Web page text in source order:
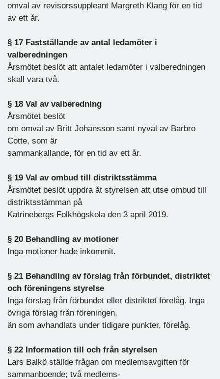
omval av revisorssuppleant Margreth Klang för en tid
av ett år.
§ 17 Fastställande av antal ledamöter i
valberedningen
Årsmötet beslöt att antalet ledamöter i valberedningen
skall vara två.
§ 18 Val av valberedning
Årsmötet beslöt
om omval av Britt Johansson samt nyval av Barbro
Cotte, som är
sammankallande, för en tid av ett år.
§ 19 Val av ombud till distriktsstämma
Årsmötet beslöt uppdra åt styrelsen att utse ombud till
distriktsstämman på
Katrinebergs Folkhögskola den 3 april 2019.
§ 20 Behandling av motioner
Inga motioner hade inkommit.
§ 21 Behandling av förslag från förbundet, distriktet
och föreningens styrelse
Inga förslag från förbundet eller distriktet förelåg. Inga
övriga förslag från föreningen,
än som avhandlats under tidigare punkter, förelåg.
§ 22 Information till och från styrelsen
Lars Balkö ställde frågan om medlemsavgiften för
sammanboende; två medlems-